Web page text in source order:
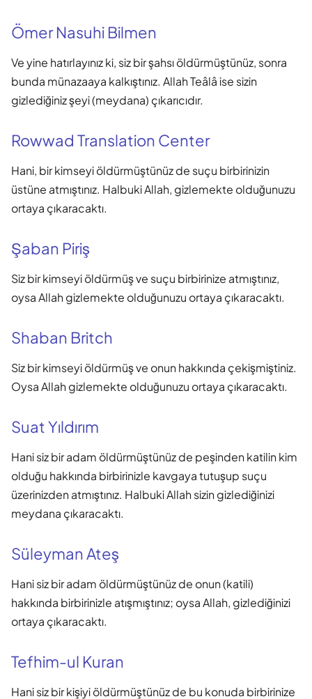
Ömer Nasuhi Bilmen
Ve yine hatırlayınız ki, siz bir şahsı öldürmüştünüz, sonra
bunda münazaaya kalkıştınız. Allah Teâlâ ise sizin
gizlediğiniz şeyi (meydana) çıkarıcıdır.
Rowwad Translation Center
Hani, bir kimseyi öldürmüştünüz de suçu birbirinizin
üstüne atmıştınız. Halbuki Allah, gizlemekte olduğunuzu
ortaya çıkaracaktı.
Şaban Piriş
Siz bir kimseyi öldürmüş ve suçu birbirinize atmıştınız,
oysa Allah gizlemekte olduğunuzu ortaya çıkaracaktı.
Shaban Britch
Siz bir kimseyi öldürmüş ve onun hakkında çekişmiştiniz.
Oysa Allah gizlemekte olduğunuzu ortaya çıkaracaktı.
Suat Yıldırım
Hani siz bir adam öldürmüştünüz de peşinden katilin kim
olduğu hakkında birbirinizle kavgaya tutuşup suçu
üzerinizden atmıştınız. Halbuki Allah sizin gizlediğinizi
meydana çıkaracaktı.
Süleyman Ateş
Hani siz bir adam öldürmüştünüz de onun (katili)
hakkında birbirinizle atışmıştınız; oysa Allah, gizlediğinizi
ortaya çıkaracaktı.
Tefhim-ul Kuran
Hani siz bir kişiyi öldürmüştünüz de bu konuda birbirinize